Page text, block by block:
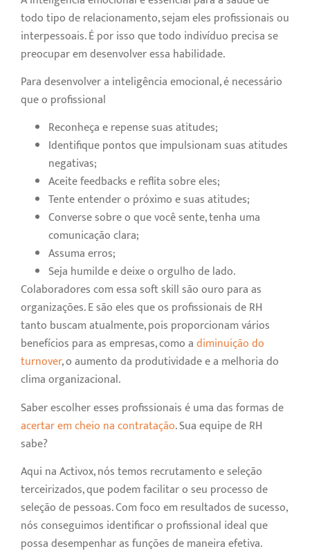
todo tipo de relacionamento, sejam eles profissionais ou
interpessoais. É por isso que todo indivíduo precisa se
preocupar em desenvolver essa habilidade.
Para desenvolver a inteligência emocional, é necessário
que o profissional
Reconheça e repense suas atitudes;
Identifique pontos que impulsionam suas atitudes
negativas;
Aceite feedbacks e reflita sobre eles;
Tente entender o próximo e suas atitudes;
Converse sobre o que você sente, tenha uma
comunicação clara;
Assuma erros;
Seja humilde e deixe o orgulho de lado.
Colaboradores com essa soft skill são ouro para as
organizações. E são eles que os profissionais de RH
tanto buscam atualmente, pois proporcionam vários
benefícios para as empresas, como adiminuição do
turnover, o aumento da produtividade e a melhoria do
clima organizacional.
Saber escolher esses profissionais é uma das formas de
acertar em cheio na contratação. Sua equipe de RH
sabe?
Aqui na Activox, nós temos recrutamento e seleção
terceirizados, que podem facilitar o seu processo de
seleção de pessoas. Com foco em resultados de sucesso,
nós conseguimos identificar o profissional ideal que
possa desempenhar as funções de maneira efetiva.